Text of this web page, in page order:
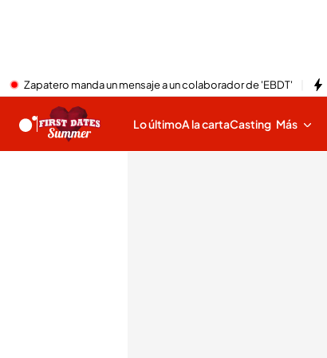
Zapatero manda un mensaje a un colaborador de 'EBDT'
Lo últimoA la cartaCasting Más